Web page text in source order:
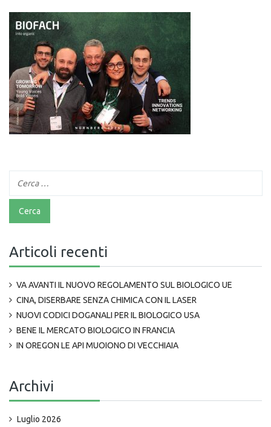
Articoli recenti
VA AVANTI IL NUOVO REGOLAMENTO SUL BIOLOGICO UE
CINA, DISERBARE SENZA CHIMICA CON IL LASER
NUOVI CODICI DOGANALI PER IL BIOLOGICO USA
BENE IL MERCATO BIOLOGICO IN FRANCIA
IN OREGON LE API MUOIONO DI VECCHIAIA
Archivi
Luglio 2026